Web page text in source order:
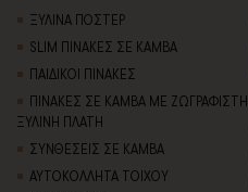
ΞΥΛΙΝΑ ΠΟΣΤΕΡ
SLIM ΠΙΝΑΚΕΣ ΣΕ ΚΑΜΒΑ
ΠΑΙΔΙΚΟΙ ΠΙΝΑΚΕΣ
ΠΙΝΑΚΕΣ ΣΕ ΚΑΜΒΑ ΜΕ ΖΩΓΡΑΦΙΣΤΗ
ΞΥΛΙΝΗ ΠΛΑΤΗ
ΣΥΝΘΕΣΕΙΣ ΣΕ ΚΑΜΒΑ
ΑΥΤΟΚΟΛΛΗΤΑ ΤΟΙΧΟΥ